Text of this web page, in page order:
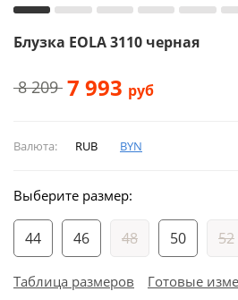
Блузка EOLA 3110 черная
8 209 7 993 руб
Валюта: RUB BYN
Выберите размер:
44 46 48 50 52
Таблица размеров Готовые